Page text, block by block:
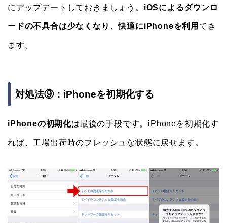
にアップデートしておきましょう。 iOSによるダウンロ
ードの不具合は少なくなり、快適にiPhoneを利用 でき
ます。
対処法⑨：iPhoneを初期化する
iPhoneの初期化は最後の手段です。iPhoneを初期化す
れば、工場出荷時のフレッシュな状態に戻せます。